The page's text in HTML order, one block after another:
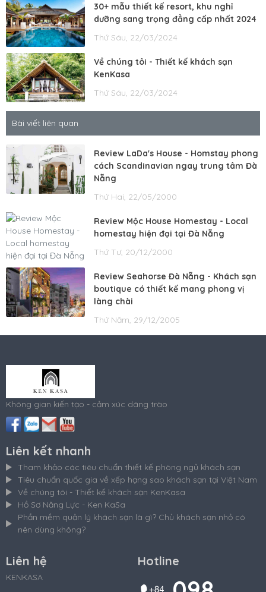
30+ mẫu thiết kế resort, khu nghỉ
dưỡng sang trọng đẳng cấp nhất 2024
Thứ Sáu, 22/03/2024
Về chúng tôi - Thiết kế khách sạn
KenKasa
Thứ Sáu, 22/03/2024
Bài viết liên quan
Review LaDa's House - Homstay phong
cách Scandinavian ngay trung tâm Đà
Nẵng
Thứ Hai, 22/05/2000
Review Mộc House Homestay - Local
homestay hiện đại tại Đà Nẵng
Thứ Tư, 20/12/2000
Review Seahorse Đà Nẵng - Khách sạn
boutique có thiết kế mang phong vị
làng chài
Thứ Năm, 29/12/2005
Không gian kiến tạo - cảm xúc dâng trào
Liên kết nhanh
Tham khảo các tiêu chuẩn thiết kế phòng ngủ khách sạn
Tiêu chuẩn quốc gia về xếp hạng sao khách sạn tại Việt Nam
Về chúng tôi - Thiết kế khách sạn KenKasa
Hồ Sơ Năng Lực - Ken KaSa
Phần mềm quản lý khách sạn là gì? Chủ khách sạn nhỏ có
nên dùng không?
Liên hệ
KENKASA
Hotline